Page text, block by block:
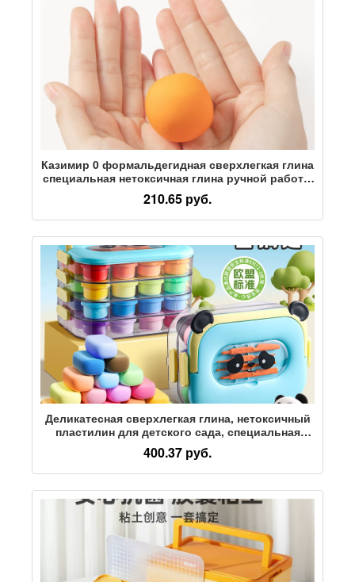
Казимир 0 формальдегидная сверхлегкая глина
специальная нетоксичная глина ручной работы
для детского сада, детская цветная глина,
пластилин
210.65 руб.
Деликатесная сверхлегкая глина, нетоксичный
пластилин для детского сада, специальная
цветная глина для учащихся начальной школы,
глина ручной работы "сделай сам", 12 цветов,
24 цвета, 36 цветов, 48 цветов, безопасный
игрушек
400.37 руб.